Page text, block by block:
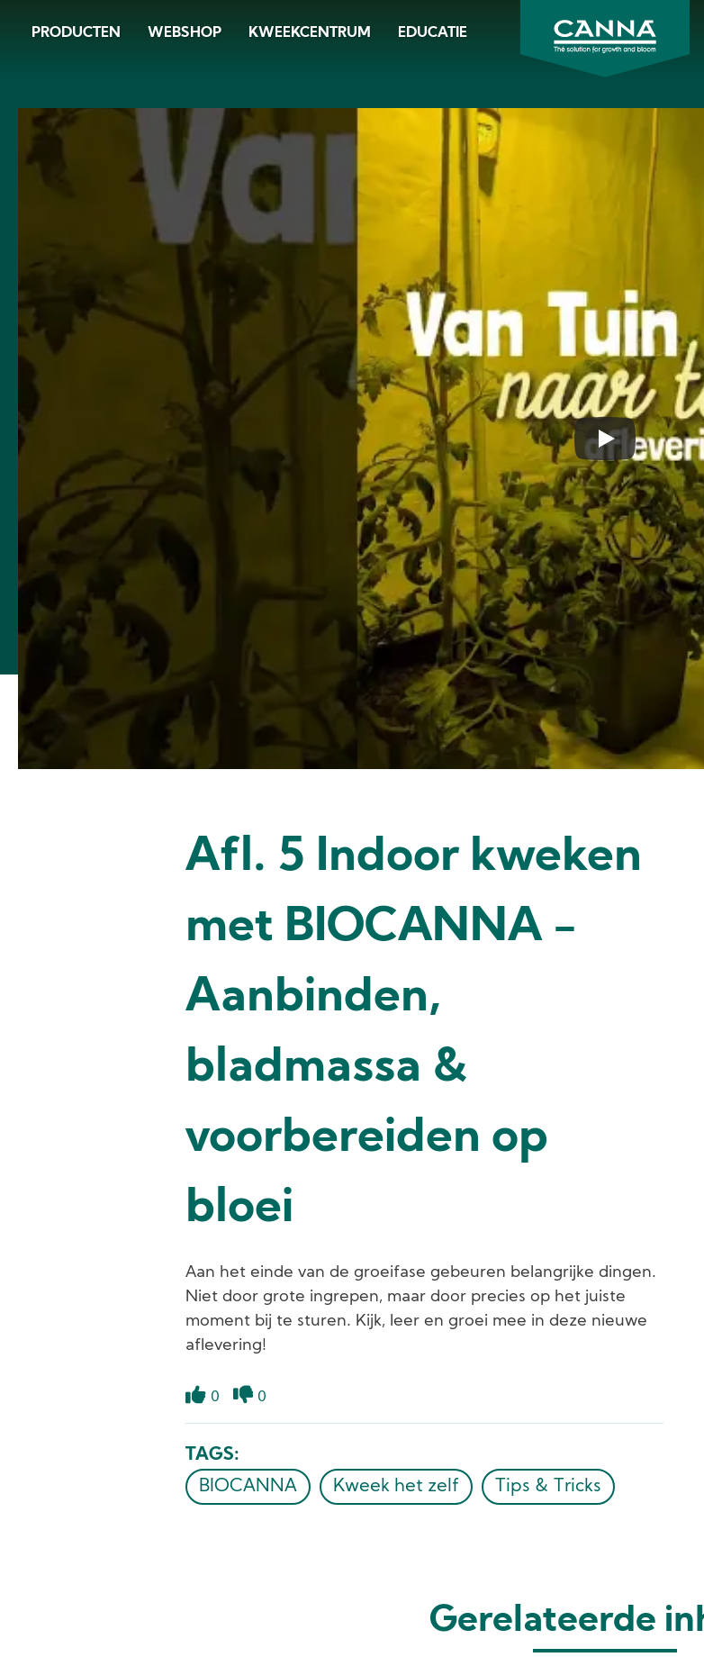
PRODUCTEN WEBSHOP KWEEKCENTRUM EDUCATIE
Afl. 5 Indoor kweken
met BIOCANNA -
Aanbinden,
bladmassa &
voorbereiden op
bloei
Aan het einde van de groeifase gebeuren belangrijke dingen.
Niet door grote ingrepen, maar door precies op het juiste
moment bij te sturen. Kijk, leer en groei mee in deze nieuwe
aflevering!
0 0
TAGS
BIOCANNA
Kweek het zelf Tips & Tricks
Gerelateerde